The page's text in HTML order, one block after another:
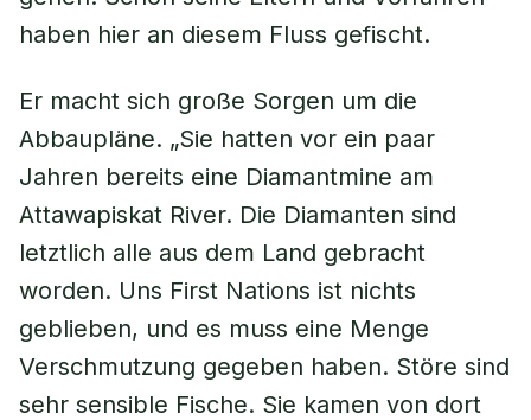
haben hier an diesem Fluss gefischt.
Er macht sich große Sorgen um die
Abbaupläne. „Sie hatten vor ein paar
Jahren bereits eine Diamantmine am
Attawapiskat River. Die Diamanten sind
letztlich alle aus dem Land gebracht
worden. Uns First Nations ist nichts
geblieben, und es muss eine Menge
Verschmutzung gegeben haben. Störe sind
sehr sensible Fische. Sie kamen von dort